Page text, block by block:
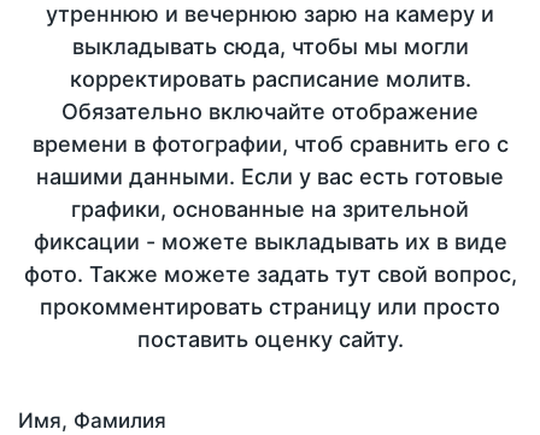
утреннюю и вечернюю зарю на камеру и
выкладывать сюда, чтобы мы могли
корректировать расписание молитв.
Обязательно включайте отображение
времени в фотографии, чтоб сравнить его с
нашими данными. Если у вас есть готовые
графики, основанные на зрительной
фиксации - можете выкладывать их в виде
фото. Также можете задать тут свой вопрос,
прокомментировать страницу или просто
поставить оценку сайту.
Имя, Фамилия